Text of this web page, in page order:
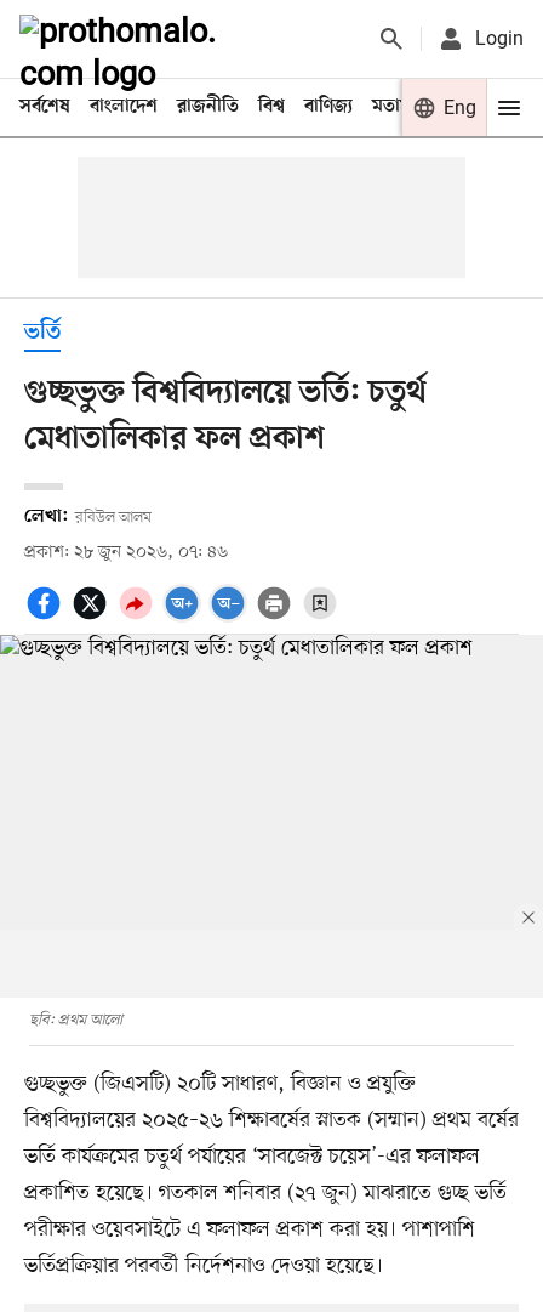
Login
সর্বশেষ বাংলাদেশ রাজনীতি বিশ্ব বাণিজ্য মতামত খেলা
Eng
ভর্তি
গুচ্ছভুক্ত বিশ্ববিদ্যালয়ে ভর্তি: চতুর্থ
মেধাতালিকার ফল প্রকাশ
লেখা: রবিউল আলম
প্রকাশ: ২৮ জুন ২০২৬, ০৭: ৪৬
ছবি: প্রথম আলো
গুচ্ছভুক্ত (জিএসটি) ২০টি সাধারণ, বিজ্ঞান ও প্রযুক্তি
বিশ্ববিদ্যালয়ের ২০২৫–২৬ শিক্ষাবর্ষের স্নাতক (সম্মান) প্রথম বর্ষের
ভর্তি কার্যক্রমের চতুর্থ পর্যায়ের ‘সাবজেক্ট চয়েস’-এর ফলাফল
প্রকাশিত হয়েছে। গতকাল শনিবার (২৭ জুন) মাঝরাতে গুচ্ছ ভর্তি
পরীক্ষার ওয়েবসাইটে এ ফলাফল প্রকাশ করা হয়। পাশাপাশি
ভর্তিপ্রক্রিয়ার পরবর্তী নির্দেশনাও দেওয়া হয়েছে।